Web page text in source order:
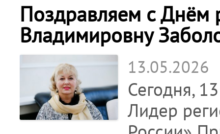
Поздравляем с Днём
Владимировну
13.05.2026
Сегодня,
Лидер